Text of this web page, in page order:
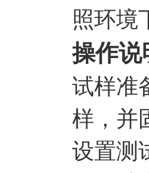
照环境
操作说
试样准
样，并
设置测